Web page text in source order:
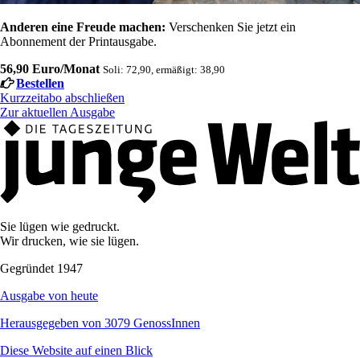
Anderen eine Freude machen: Verschenken Sie jetzt ein
Abonnement der Printausgabe.
56,90 Euro/Monat Soli: 72,90, ermäßigt: 38,90
Bestellen
Kurzzeitabo abschließen
Zur aktuellen Ausgabe
Sie lügen wie gedruckt.
Wir drucken, wie sie lügen.
Gegründet 1947
Ausgabe von heute
Herausgegeben von 3079 GenossInnen
Diese Website auf einen Blick